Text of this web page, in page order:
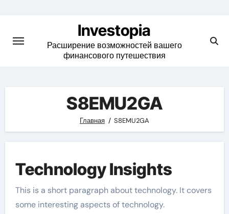
content
Investopia
Расширение возможностей вашего
финансового путешествия
S8EMU2GA
Главная S8EMU2GA
Technology Insights
This is a short paragraph about technology. It covers
some interesting aspects of technology.